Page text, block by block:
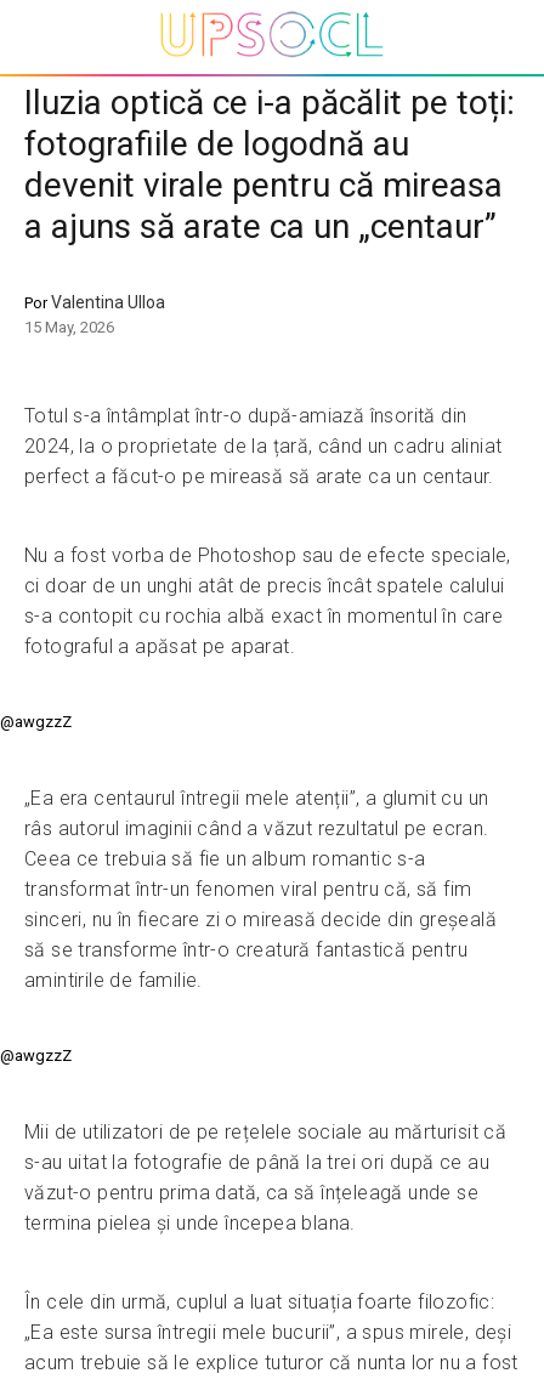
Iluzia optică ce i-a păcălit pe toți:
fotografiile de logodnă au
devenit virale pentru că mireasa
a ajuns să arate ca un „centaur”
PorValentina Ulloa
15 May, 2026
Totul s-a întâmplat într-o după-amiază însorită din
2024, la o proprietate de la țară, când un cadru aliniat
perfect a făcut-o pe mireasă să arate ca un centaur.
Nu a fost vorba de Photoshop sau de efecte speciale,
ci doar de un unghi atât de precis încât spatele calului
s-a contopit cu rochia albă exact în momentul în care
fotograful a apăsat pe aparat.
@awgzzZ
„Ea era centaurul întregii mele atenții”, a glumit cu un
râs autorul imaginii când a văzut rezultatul pe ecran.
Ceea ce trebuia să fie un album romantic s-a
transformat într-un fenomen viral pentru că, să fim
sinceri, nu în fiecare zi o mireasă decide din greșeală
să se transforme într-o creatură fantastică pentru
amintirile de familie.
@awgzzZ
Mii de utilizatori de pe rețelele sociale au mărturisit că
s-au uitat la fotografie de până la trei ori după ce au
văzut-o pentru prima dată, ca să înțeleagă unde se
termina pielea și unde începea blana.
În cele din urmă, cuplul a luat situația foarte filozofic:
„Ea este sursa întregii mele bucurii”, a spus mirele, deși
acum trebuie să le explice tuturor că nunta lor nu a fost